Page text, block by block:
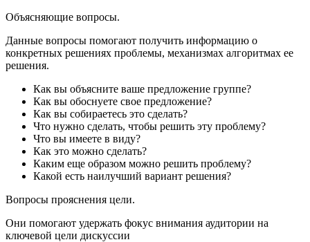
Объясняющие вопросы.
Данные вопросы помогают получить информацию о
конкретных решениях проблемы, механизмах алгоритмах ее
решения.
Как вы объясните ваше предложение группе?
Как вы обоснуете свое предложение?
Как вы собираетесь это сделать?
Что нужно сделать, чтобы решить эту проблему?
Что вы имеете в виду?
Как это можно сделать?
Каким еще образом можно решить проблему?
Какой есть наилучший вариант решения?
Вопросы прояснения цели.
Они помогают удержать фокус внимания аудитории на
ключевой цели дискуссии